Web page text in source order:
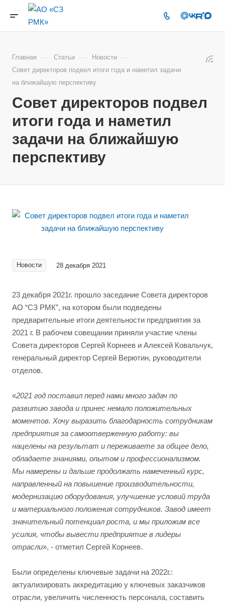
Главная — Статьи — Новости —
Совет директоров подвел итоги года и наметил задачи
на ближайшую перспективу
Совет директоров подвел
итоги года и наметил
задачи на ближайшую
перспективу
Новости 28 декабря 2021
23 декабря 2021г. прошло заседание Совета директоров
АО “СЗ РМК”, на котором были подведены
предварительные итоги деятельности предприятия за
2021 г. В рабочем совещании приняли участие члены
Совета директоров Сергей Корнеев и Алексей Ковальчук,
генеральный директор Сергей Верютин, руководители
отделов.
«2021 год поставил перед нами много задач по
развитию завода и принес немало положительных
моментов. Хочу выразить благодарность сотрудникам
предприятия за самоотверженную работу: вы
нацелены на результат и переживаете за общее дело,
обладаете знаниями, опытом и профессионализмом.
Мы намерены и дальше продолжать намеченный курс,
направленный на повышение производительности,
модернизацию оборудования, улучшение условий труда
и материального положения сотрудников. Завод имеет
значительный потенциал роста, и мы приложим все
усилия, чтобы вывести предприятие в лидеры
отрасли», - отметил Сергей Корнеев.
Были определены ключевые задачи на 2022г.:
актуализировать аккредитацию у ключевых заказчиков
отрасли, увеличить численность персонала, составить